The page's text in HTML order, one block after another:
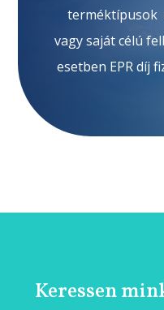
terméktípusok
vagy saját célú
esetben EPR díj
Keressen